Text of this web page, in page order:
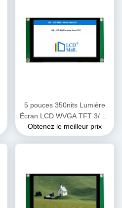
5 pouces 350nits Lumière
Écran LCD WVGA TFT 3/4 L
Interface SPI avec CTP
Obtenez le meilleur prix